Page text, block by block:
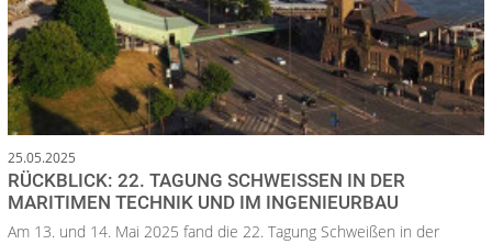
25.05.2025
RÜCKBLICK: 22. TAGUNG SCHWEISSEN IN DER M
ARITIMEN TECHNIK UND IM INGENIEURBAU
Am 13. und 14. Mai 2025 fand die 22. Tagung Schweißen in der